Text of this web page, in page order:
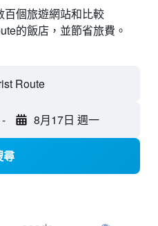
個旅遊網站和比較
的飯店，並節省旅費。
Route
- 8月17日 週一
尋